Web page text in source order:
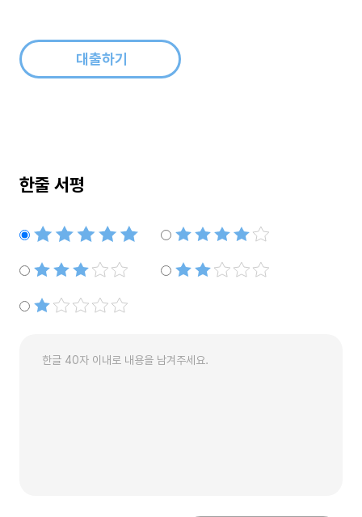
대출하기
한줄 서평
별점5개 별점4개
별점3개 별점2개
별점1개